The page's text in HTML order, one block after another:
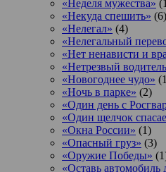
«Неделя мужества»
«Некуда спешить» (6)
«Нелегал» (4)
«Нелегальный
«Нет ненависти и
«Нетрезвый
«Новогоднее чудо»
«Ночь в парке» (2)
«Один день с
«Один щелчок
«Окна России» (1)
«Опасный груз» (3)
«Оружие Победы»
«Оставь автомобиль